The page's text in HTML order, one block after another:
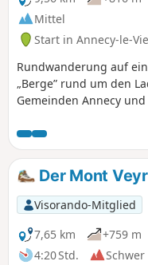
Mittel
Start in Annecy-le-
Rundwanderung auf
„Berge” rund um den
Gemeinden Annecy
Contrebandiers und zum
Der Mont
Visorando-Mitglied
7,65 km
+759 m
4:20 Std.
Schwer